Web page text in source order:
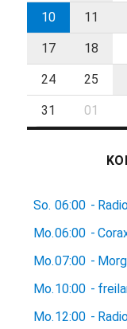
10 11
17 18
24 25
31 01
So. 06:00 -
Mo.06:00 -
Mo.07:00 -
Mo.10:00 -
Mo.12:00 -